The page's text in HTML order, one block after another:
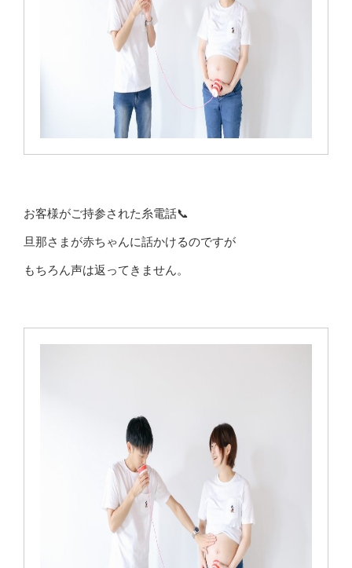
お客様がご持参された糸電話📞
旦那さまが赤ちゃんに話かけるのですが
もちろん声は返ってきません。